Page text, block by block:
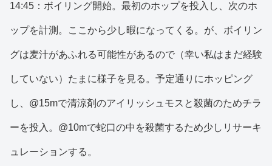
14:45：ボイリング開始。最初のホップを投入し、次のホ
ップを計測。ここから少し暇になってくる。が、ボイリン
グは麦汁があふれる可能性があるので（幸い私はまだ経験
していない）たまに様子を見る。予定通りにホッピング
し、@15mで清涼剤のアイリッシュモスと殺菌のためチラ
ーを投入。@10mで蛇口の中を殺菌するため少しリサーキ
ュレーションする。